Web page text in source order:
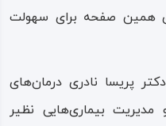
همین صفحه برای سهولت
پریسا نادری درمان‌های
مدیریت بیماری‌هایی نظیر